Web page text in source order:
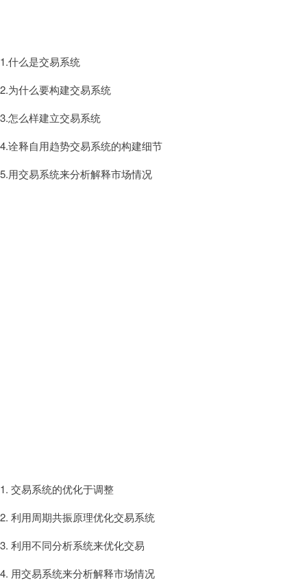
1.什么是交易系统
2.为什么要构建交易系统
3.怎么样建立交易系统
4.诠释自用趋势交易系统的构建细节
5.用交易系统来分析解释市场情况
1. 交易系统的优化于调整
2. 利用周期共振原理优化交易系统
3. 利用不同分析系统来优化交易
4. 用交易系统来分析解释市场情况